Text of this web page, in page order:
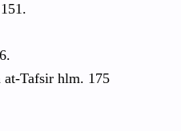
Tafsir hlm. 175